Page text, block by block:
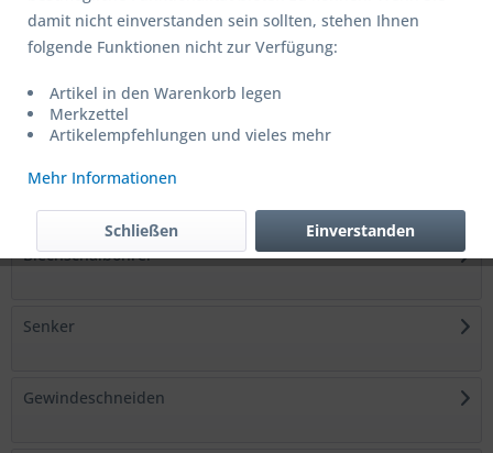
Metallbohrer
Holzbohrer
Steinbohrer
Blechschälbohrer
Senker
Gewindeschneiden
damit nicht einverstanden sein sollten, stehen Ihnen
folgende Funktionen nicht zur Verfügung:
Artikel in den Warenkorb legen
Merkzettel
Artikelempfehlungen und vieles mehr
Mehr Informationen
Einverstanden
Schließen